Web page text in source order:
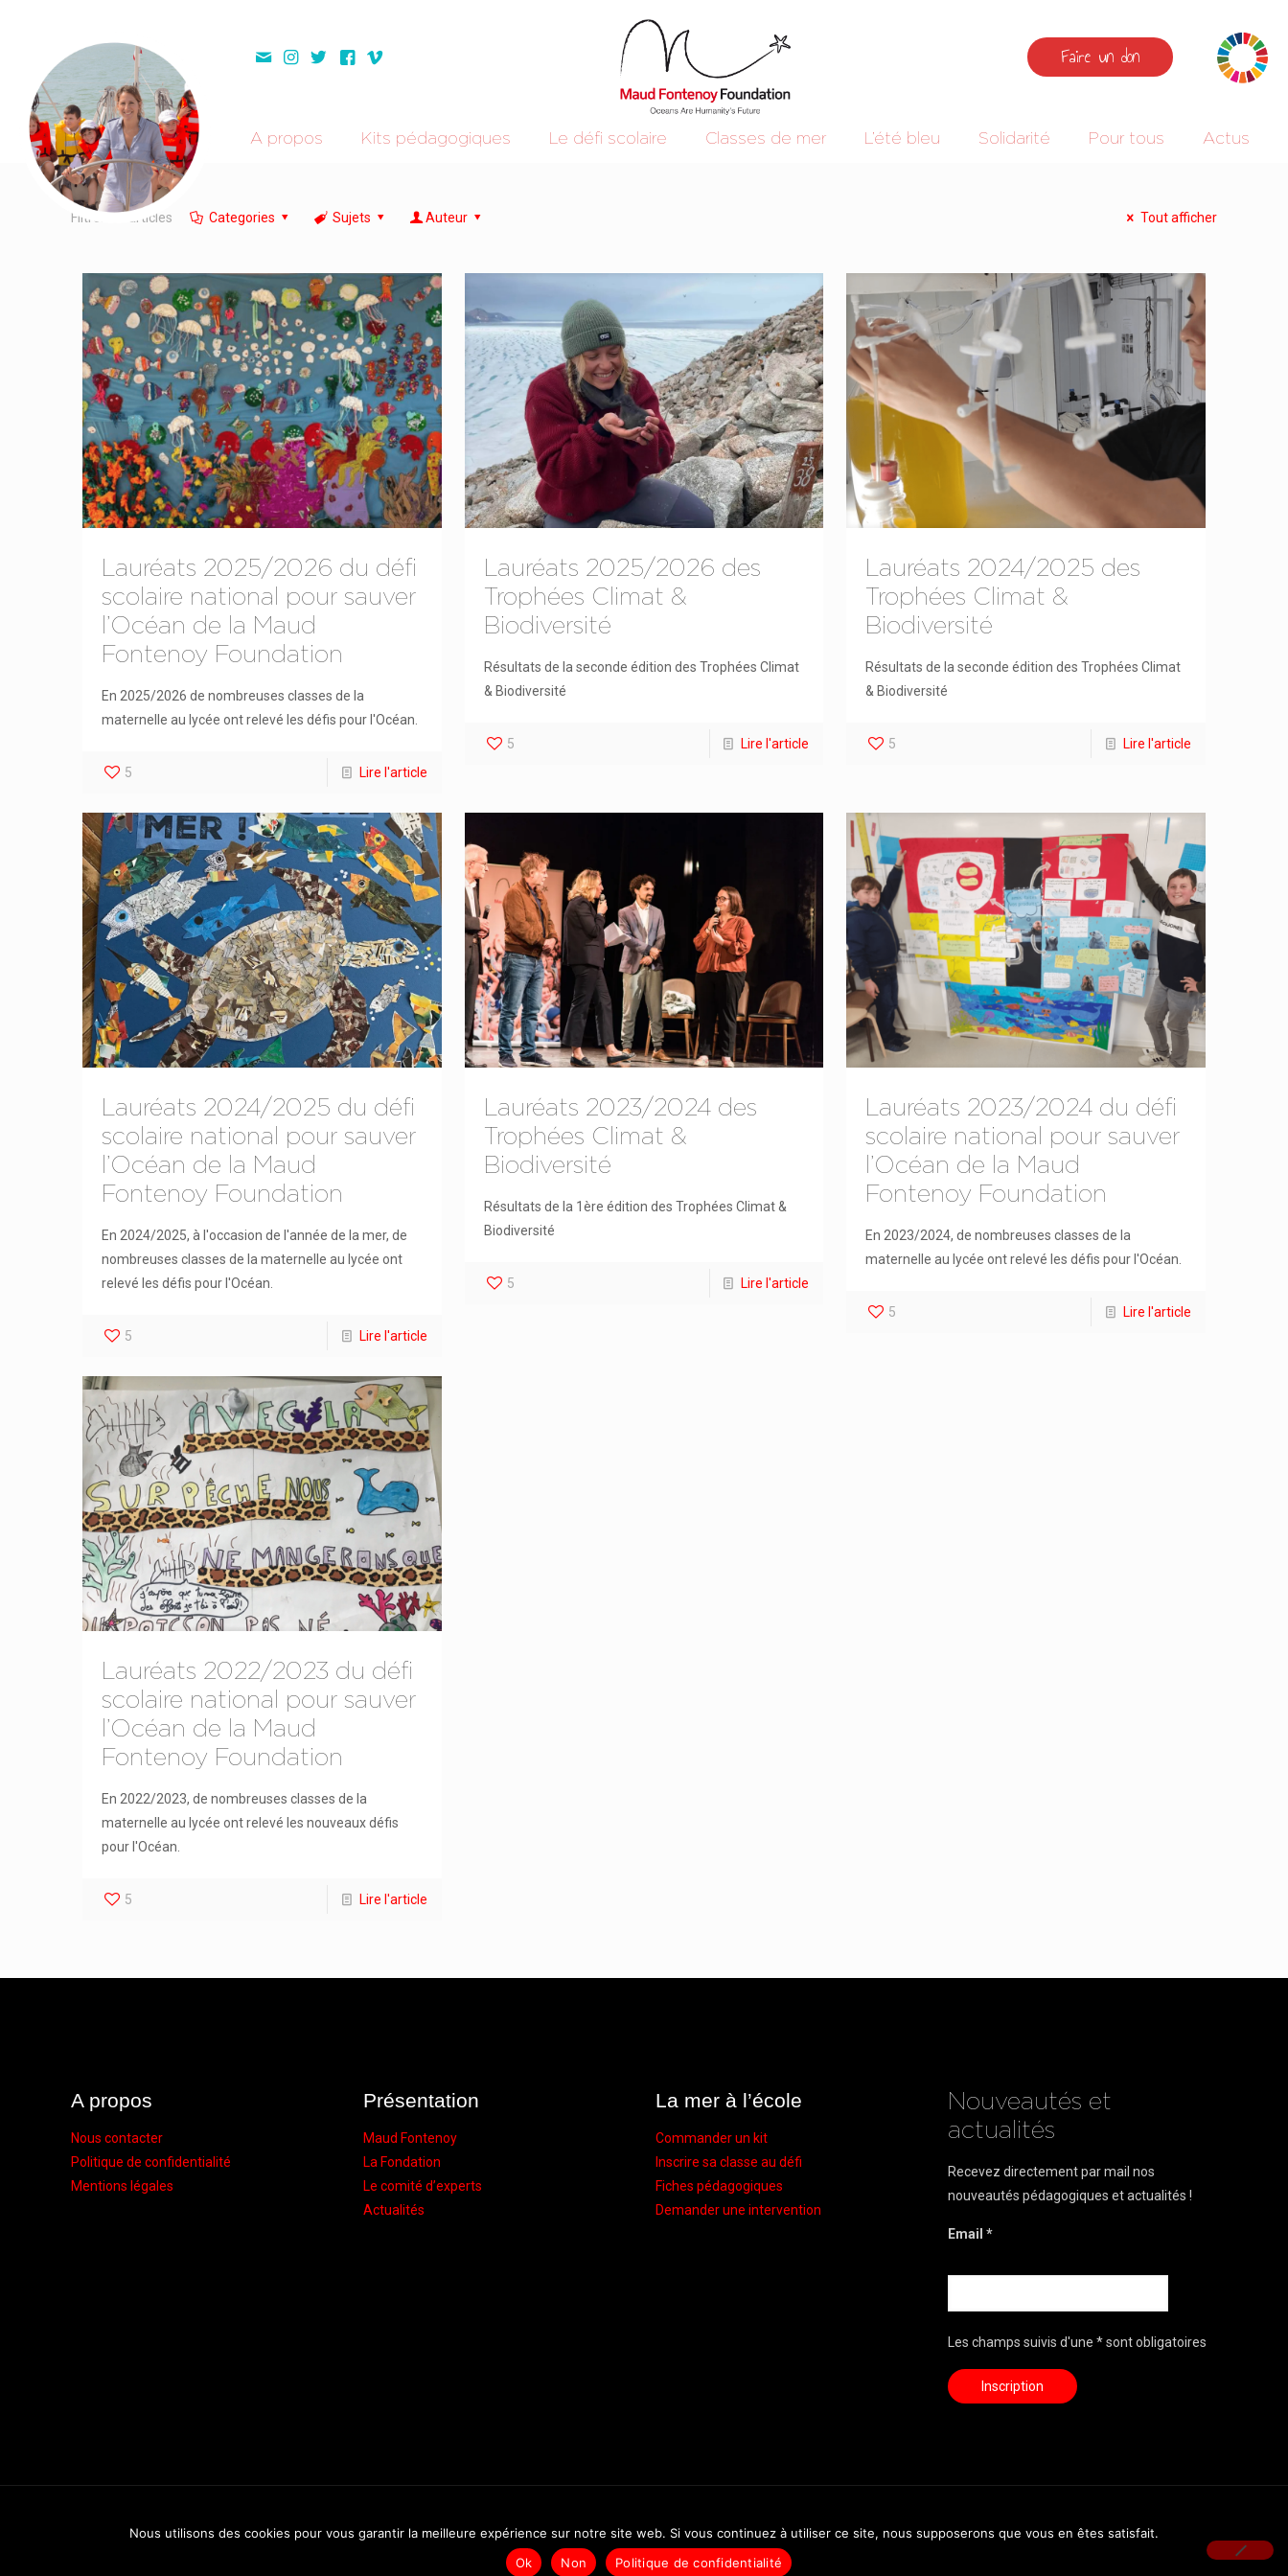
Faire un don
A propos Kits pédagogiques Le défi scolaire Classes de mer L’été bleu Solidarité Pour tous Actus
Filtrer les articles Categories Sujets Auteur Tout afficher
Lauréats 2025/2026 du défi
scolaire national pour sauver
l’Océan de la Maud
Fontenoy Foundation
En 2025/2026 de nombreuses classes de la
maternelle au lycée ont relevé les défis pour l'Océan.
5 Lire l'article
Lauréats 2025/2026 des
Trophées Climat &
Biodiversité
Résultats de la seconde édition des Trophées Climat
& Biodiversité
5 Lire l'article
Lauréats 2024/2025 des
Trophées Climat &
Biodiversité
Résultats de la seconde édition des Trophées Climat
& Biodiversité
5 Lire l'article
Lauréats 2024/2025 du défi
scolaire national pour sauver
l’Océan de la Maud
Fontenoy Foundation
En 2024/2025, à l'occasion de l'année de la mer, de
nombreuses classes de la maternelle au lycée ont
relevé les défis pour l'Océan.
5 Lire l'article
Lauréats 2023/2024 des
Trophées Climat &
Biodiversité
Résultats de la 1ère édition des Trophées Climat &
Biodiversité
5 Lire l'article
Lauréats 2023/2024 du défi
scolaire national pour sauver
l’Océan de la Maud
Fontenoy Foundation
En 2023/2024, de nombreuses classes de la
maternelle au lycée ont relevé les défis pour l'Océan.
5 Lire l'article
Lauréats 2022/2023 du défi
scolaire national pour sauver
l’Océan de la Maud
Fontenoy Foundation
En 2022/2023, de nombreuses classes de la
maternelle au lycée ont relevé les nouveaux défis
pour l'Océan.
5 Lire l'article
A propos
Nous contacter
Politique de confidentialité
Mentions légales
Présentation
Maud Fontenoy
La Fondation
Le comité d’experts
Actualités
La mer à l’école
Commander un kit
Inscrire sa classe au défi
Fiches pédagogiques
Demander une intervention
Nouveautés et
actualités
Recevez directement par mail nos
nouveautés pédagogiques et actualités !
Email *
Les champs suivis d'une * sont obligatoires
©Maud Fontenoy Foundation 2020
Nous utilisons des cookies pour vous garantir la meilleure expérience sur notre site web. Si vous continuez à utiliser ce site, nous supposerons que vous en êtes satisfait.
Ok
Non Politique de confidentialité